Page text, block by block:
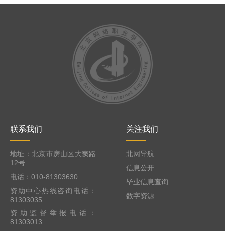
联系我们
地址：北京市房山区大窦路
12号
电话：010-81303630
资助中心热线咨询电话：
81303035
资助监督举报电话：
81303013
关注我们
北网导航
信息公开
毕业信息查询
数字资源